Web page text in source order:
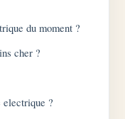
du moment ?
cher ?
?